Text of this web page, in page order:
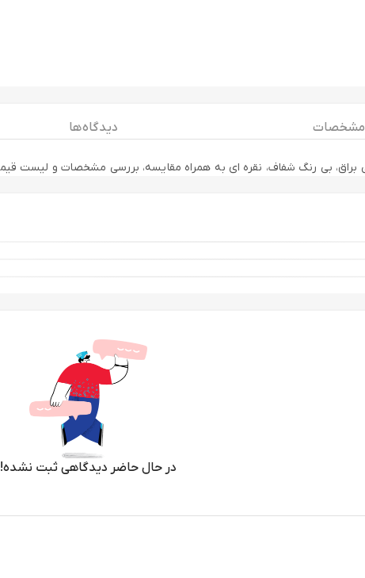
مشخصات
دیدگاه ها
در حال حاضر دیدگاهی ثبت نشده!